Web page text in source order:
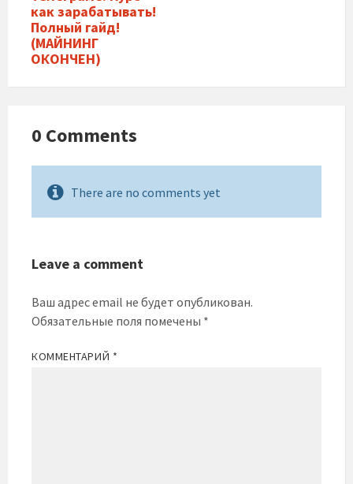
как зарабатывать!
Полный гайд!
(МАЙНИНГ
ОКОНЧЕН)
0 Comments
There are no comments yet
Leave a comment
Ваш адрес email не будет опубликован.
Обязательные поля помечены *
КОММЕНТАРИЙ *